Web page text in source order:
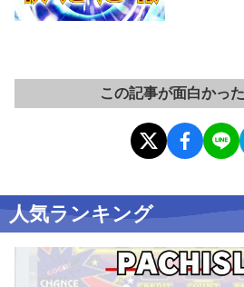
この記事が面白かっ
人気ランキング